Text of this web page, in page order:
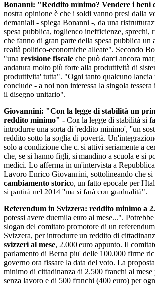
Bonanni: "Reddito minimo? Vendere i beni
nostra opinione è che i soldi vanno presi dalla
demaniali - spiega Bonanni -, da una
spesa pubblica, togliendo inefficienze, sprechi,
che fanno di gran parte della spesa pubblica un
realtà politico-economiche alleate". Secondo
"una revisione fiscale che può darci ancora
andatura molto più forte alla produttività di
produttivita' tutta". "Ogni tanto qualcuno lancia
conclude - a noi non interessa la singola tessera
il disegno unitario".
Giovannini: "Con la legge di stabilità un
reddito minimo" - Con la legge di stabilità si
introdurre una sorta di 'reddito minimo', ''un
reddito sotto la soglia di povertà.
solo a condizione che ci si attivi seriamente a
che, se si hanno figli, si mandino a scuola e si
medici. Lo afferma in un'intervista a
Lavoro Enrico Giovannini, sottolineando che si
cambiamento storico, un fatto epocale per
si partirà nel 2014 ''ma si farà con gradualità".
Referendum in Svizzera: reddito minimo a
potessi avere duemila euro al mese...". Potrebbe
slogan del comitato promotore di un
Svizzera, per introdurre un reddito di
svizzeri al mese, 2.000 euro appunto. Il
parlamento di Berna piu' delle 100.000 firme
governo ora fissare la data del voto. La
minimo di cittadinanza di 2.500 franchi al mese
senza lavoro e di 500 franchi (400 euro) per